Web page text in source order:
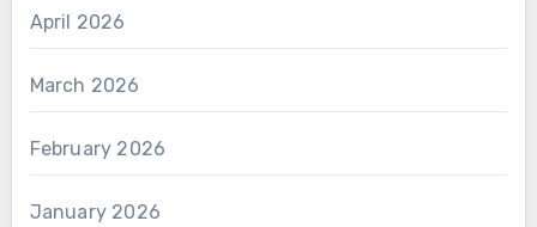
April 2026
March 2026
February 2026
January 2026